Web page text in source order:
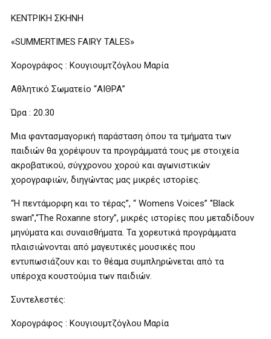
ΚΕΝΤΡΙΚΗ ΣΚΗΝΗ
«SUMMERTIMES FAIRY TALES»
Χορογράφος : Κουγιουμτζόγλου Μαρία
Αθλητικό Σωματείο “ΑΙΘΡΑ”
Ώρα : 20.30
Mια φαντασμαγορική παράσταση όπου τα τμήματα των
παιδιών θα χορέψουν τα προγράμματά τους με στοιχεία
ακροβατικού, σύγχρονου χορού και αγωνιστικών
χορογραφιών, διηγώντας μας μικρές ιστορίες.
“Η πεντάμορφη και το τέρας”, “ Womens Voices” ‘’Black
swan”,“The Roxanne story”, μικρές ιστορίες που μεταδίδουν
μηνύματα και συναισθήματα. Τα χορευτικά προγράμματα
πλαισιώνονται από μαγευτικές μουσικές που
εντυπωσιάζουν και το θέαμα συμπληρώνεται από τα
υπέροχα κουστούμια των παιδιών.
Συντελεστές:
Χορογράφος : Κουγιουμτζόγλου Μαρία